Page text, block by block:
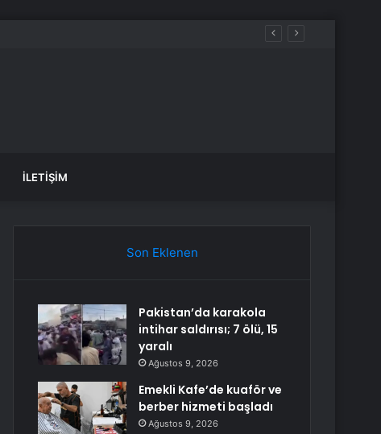
İLETIŞIM
Son Eklenen
Pakistan’da karakola
intihar saldırısı; 7 ölü, 15
yaralı
Ağustos 9, 2026
Emekli Kafe’de kuaför ve
berber hizmeti başladı
Ağustos 9, 2026